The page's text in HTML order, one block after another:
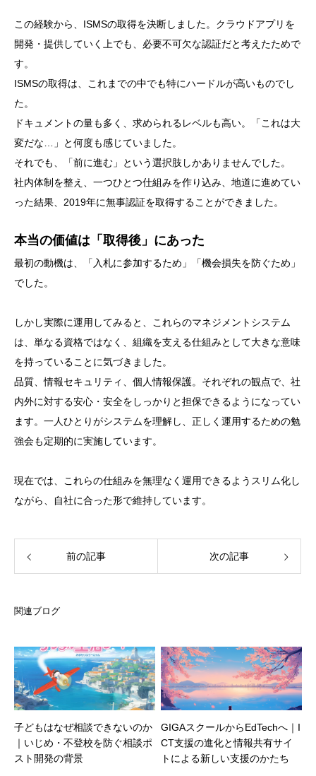
この経験から、ISMSの取得を決断しました。クラウドアプリを
開発・提供していく上でも、必要不可欠な認証だと考えたためで
す。
ISMSの取得は、これまでの中でも特にハードルが高いものでし
た。
ドキュメントの量も多く、求められるレベルも高い。「これは大
変だな…」と何度も感じていました。
それでも、「前に進む」という選択肢しかありませんでした。
社内体制を整え、一つひとつ仕組みを作り込み、地道に進めてい
った結果、2019年に無事認証を取得することができました。
本当の価値は「取得後」にあった
最初の動機は、「入札に参加するため」「機会損失を防ぐため」
でした。
しかし実際に運用してみると、これらのマネジメントシステム
は、単なる資格ではなく、組織を支える仕組みとして大きな意味
を持っていることに気づきました。
品質、情報セキュリティ、個人情報保護。それぞれの観点で、社
内外に対する安心・安全をしっかりと担保できるようになってい
ます。一人ひとりがシステムを理解し、正しく運用するための勉
強会も定期的に実施しています。
現在では、これらの仕組みを無理なく運用できるようスリム化し
ながら、自社に合った形で維持しています。
前の記事 次の記事
関連ブログ
子どもはなぜ相談できないのか
｜いじめ・不登校を防ぐ相談ポ
スト開発の背景
GIGAスクールからEdTechへ｜I
CT支援の進化と情報共有サイ
トによる新しい支援のかたち